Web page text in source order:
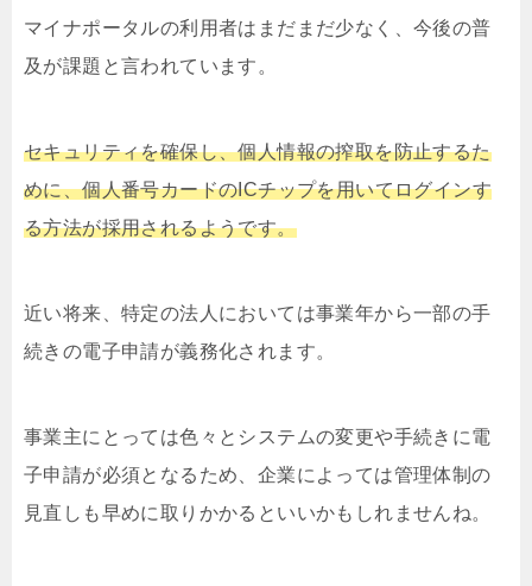
マイナポータルの利用者はまだまだ少なく、今後の普
及が課題と言われています。
セキュリティを確保し、個人情報の搾取を防止するた
めに、個人番号カードのICチップを用いてログインす
る方法が採用されるようです。
近い将来、特定の法人においては事業年から一部の手
続きの電子申請が義務化されます。
事業主にとっては色々とシステムの変更や手続きに電
子申請が必須となるため、企業によっては管理体制の
見直しも早めに取りかかるといいかもしれませんね。